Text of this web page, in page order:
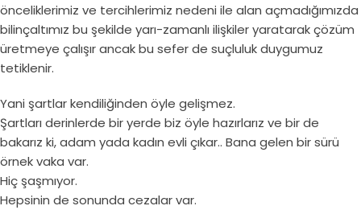
önceliklerimiz ve tercihlerimiz nedeni ile alan açmadığımızda
bilinçaltımız bu şekilde yarı-zamanlı ilişkiler yaratarak çözüm
üretmeye çalışır ancak bu sefer de suçluluk duygumuz
tetiklenir.
Yani şartlar kendiliğinden öyle gelişmez.
Şartları derinlerde bir yerde biz öyle hazırlarız ve bir de
bakarız ki, adam yada kadın evli çıkar.. Bana gelen bir sürü
örnek vaka var.
Hiç şaşmıyor.
Hepsinin de sonunda cezalar var.